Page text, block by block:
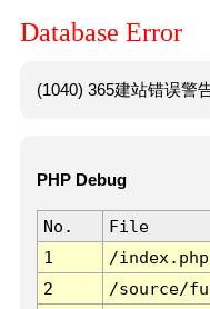
Database Error
(1040) 365建站错误警
PHP Debug
No. File
1
/index.php
2
/source/